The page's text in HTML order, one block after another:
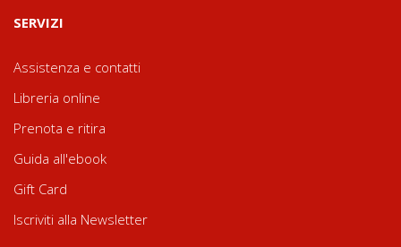
SERVIZI
Assistenza e contatti
Libreria online
Prenota e ritira
Guida all'ebook
Gift Card
Iscriviti alla Newsletter